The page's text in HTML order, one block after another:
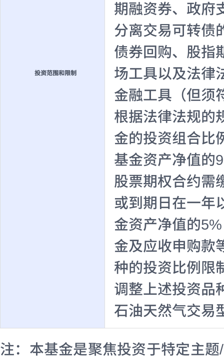
投资范围和限制
期融资券、政府
分离交易可转债
债券回购、股指
场工具以及法律
金融工具（但须
根据法律法规的
金的投资组合比
基金资产净值的
股票期权合约需
或到期日在一年
金资产净值的
金及应收申购款
种的投资比例限
调整上述投资品
石油天然气交易
注：本基金是聚焦投资于特定主